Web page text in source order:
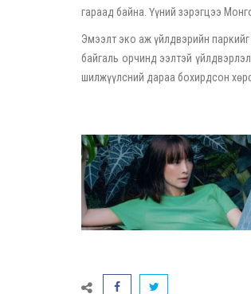
гараад байна. Үүний зэрэгцээ
Эмээлт эко аж үйлдвэрийн
байгаль орчинд ээлтэй
шилжүүлсний дараа бохирдсон